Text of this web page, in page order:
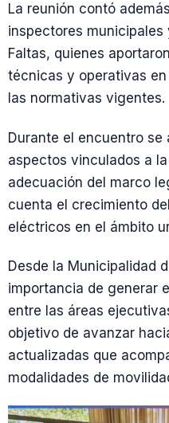
La reunión contó
inspectores
Faltas, quienes
técnicas y operativas
las normativas vigentes.
Durante el encuentro se
aspectos vinculados a
adecuación del marco
cuenta el crecimiento
eléctricos en el ámbito
Desde la Municipalidad
importancia de generar
entre las áreas
objetivo de avanzar
actualizadas que
modalidades de